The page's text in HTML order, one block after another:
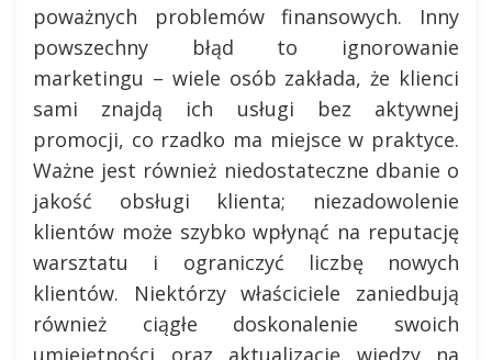
poważnych problemów finansowych. Inny
powszechny błąd to ignorowanie
marketingu – wiele osób zakłada, że klienci
sami znajdą ich usługi bez aktywnej
promocji, co rzadko ma miejsce w praktyce.
Ważne jest również niedostateczne dbanie o
jakość obsługi klienta; niezadowolenie
klientów może szybko wpłynąć na reputację
warsztatu i ograniczyć liczbę nowych
klientów. Niektórzy właściciele zaniedbują
również ciągłe doskonalenie swoich
umiejętności oraz aktualizację wiedzy na